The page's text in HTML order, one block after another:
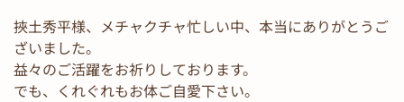
挾土秀平様、メチャクチャ忙しい中、本当にありがとうご
ざいました。
益々のご活躍をお祈りしております。
でも、くれぐれもお体ご自愛下さい。